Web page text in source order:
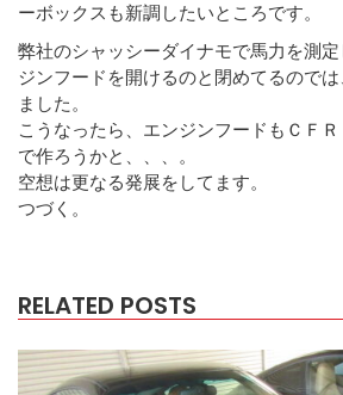
ーボックスも新調したいところです。
弊社のシャッシーダイナモで馬力を測
ジンフードを開けるのと閉めてるので
ました。
こうなったら、エンジンフードもＣＦ
で作ろうかと、、、。
空想は更なる発展をしてます。
つづく。
RELATED POSTS